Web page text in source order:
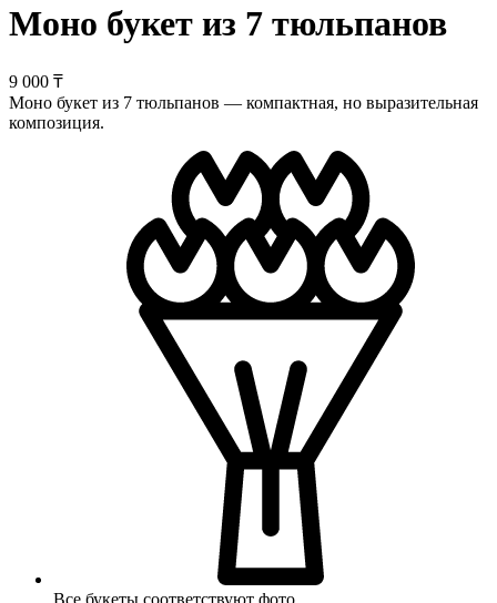
Моно букет из 7 тюльпанов
9 000 ₸
Моно букет из 7 тюльпанов — компактная, но выразительная
композиция.
Все букеты соответствуют фото